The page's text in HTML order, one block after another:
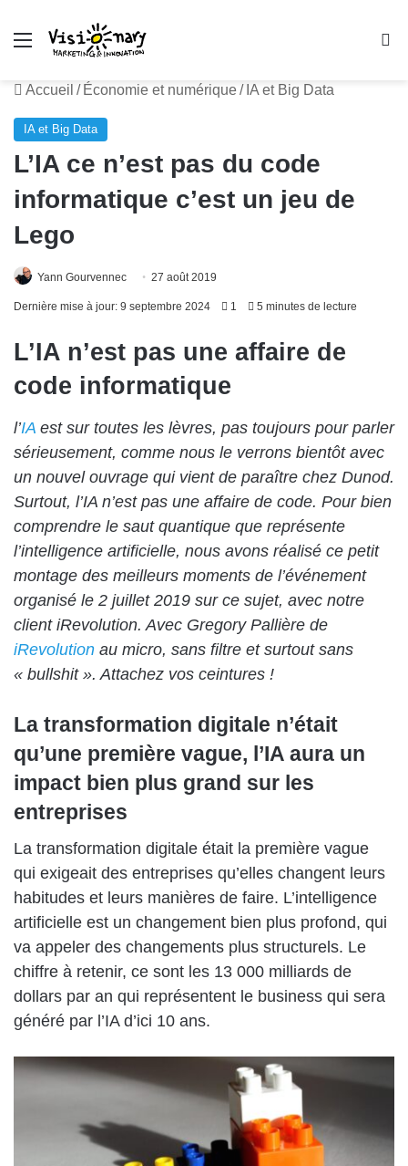
Menu
Accueil / Économie et numérique/ IA et Big Data
IA et Big Data
L’IA ce n’est pas du code
informatique c’est un jeu de
Lego
Yann Gourvennec 27 août 2019
Dernière mise à jour: 9 septembre 2024 1 5 minutes de lecture
L’IA n’est pas une affaire de
code informatique
l’IA est sur toutes les lèvres, pas toujours pour parler
sérieusement, comme nous le verrons bientôt avec
un nouvel ouvrage qui vient de paraître chez Dunod.
Surtout, l’IA n’est pas une affaire de code. Pour bien
comprendre le saut quantique que représente
l’intelligence artificielle, nous avons réalisé ce petit
montage des meilleurs moments de l’événement
organisé le 2 juillet 2019 sur ce sujet, avec notre
client iRevolution. Avec Gregory Pallière de
iRevolution au micro, sans filtre et surtout sans
« bullshit ». Attachez vos ceintures !
La transformation digitale n’était
qu’une première vague, l’IA aura un
impact bien plus grand sur les
entreprises
La transformation digitale était la première vague
qui exigeait des entreprises qu’elles changent leurs
habitudes et leurs manières de faire. L’intelligence
artificielle est un changement bien plus profond, qui
va appeler des changements plus structurels. Le
chiffre à retenir, ce sont les 13 000 milliards de
dollars par an qui représentent le business qui sera
généré par l’IA d’ici 10 ans.